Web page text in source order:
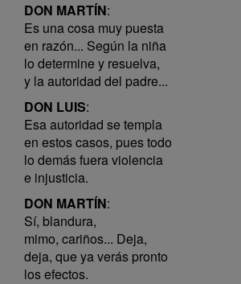
DON MARTÍN:
Es una cosa muy puesta
en razón... Según la niña
lo determine y resuelva,
y la autoridad del padre...
DON LUIS:
Esa autoridad se templa
en estos casos, pues todo
lo demás fuera violencia
e injusticia.
DON MARTÍN:
Sí, blandura,
mimo, cariños... Deja,
deja, que ya verás pronto
los efectos.